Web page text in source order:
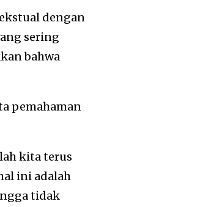
dengan
sering
bahwa
pemahaman
kita terus
ini adalah
tidak